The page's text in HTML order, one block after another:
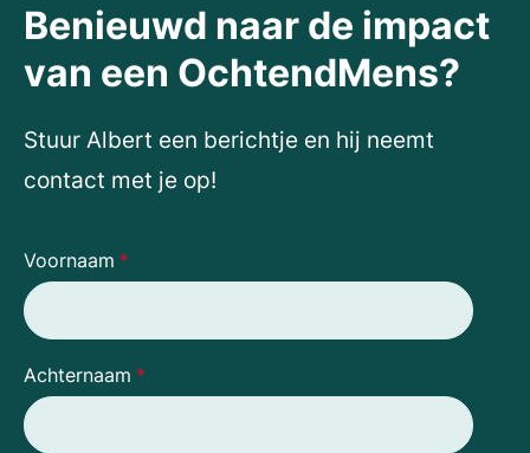
Benieuwd naar de impact
van een OchtendMens?
Stuur Albert een berichtje en hij neemt
contact met je op!
Voornaam *
Achternaam *